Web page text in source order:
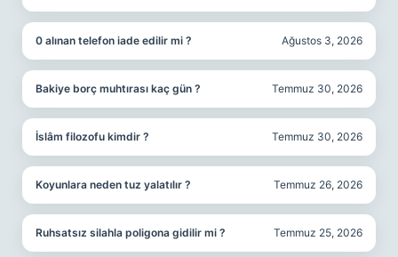
0 alınan telefon iade edilir mi ? Ağustos 3, 2026
Bakiye borç muhtırası kaç gün ? Temmuz 30, 2026
İslâm filozofu kimdir ? Temmuz 30, 2026
Koyunlara neden tuz yalatılır ? Temmuz 26, 2026
Ruhsatsız silahla poligona gidilir mi ? Temmuz 25, 2026